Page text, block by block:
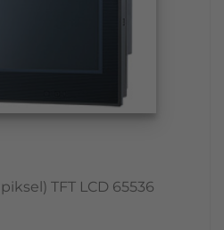
TFT LCD 65536